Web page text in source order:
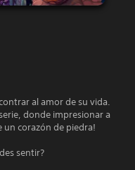
al amor de su vida.
donde impresionar a
un corazón de piedra!
sentir?